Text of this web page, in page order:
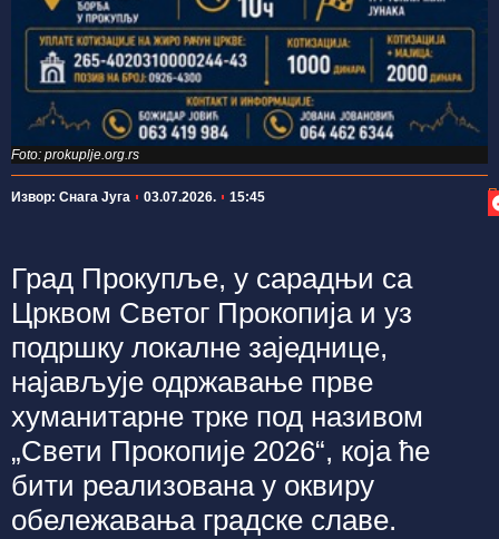
Foto: prokuplje.org.rs
Извор: Снага Југа 03.07.2026. 15:45
Град Прокупље, у сарадњи са
Црквом Светог Прокопија и уз
подршку локалне заједнице,
најављује одржавање прве
хуманитарне трке под називом
„Свети Прокопије 2026“, која ће
бити реализована у оквиру
обележавања градске славе.